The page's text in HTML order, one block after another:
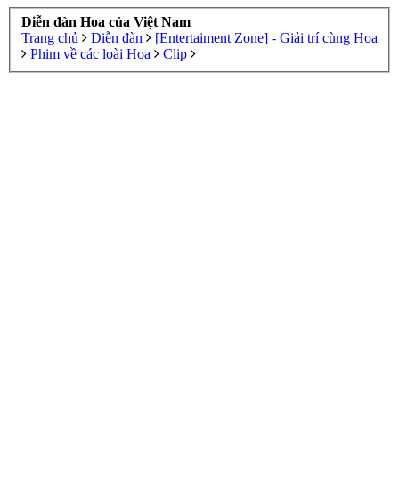
Diễn đàn Hoa của Việt Nam
Trang chủ
Diễn đàn
[Entertaiment Zone] - Giải trí cùng Hoa
Phim về các loài Hoa
Clip